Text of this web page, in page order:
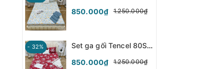
850.000₫
1.250.000₫
- 32%
Set ga gối Tencel 80S - Hoa Hồng - SGGT80-029
850.000₫
1.250.000₫